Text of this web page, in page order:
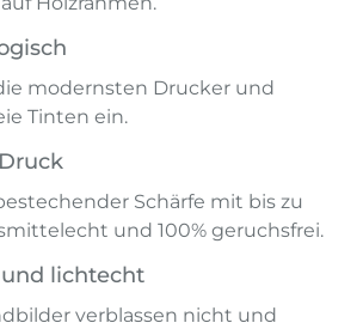
modernsten Drucker und
Tinten ein.
Schärfe mit bis zu
und 100% geruchsfrei.
lichtecht
verblassen nicht und